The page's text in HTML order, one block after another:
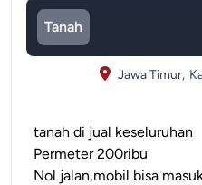
Tanah
Jawa Timur,
tanah di jual keseluruhan
Permeter 200ribu
Nol jalan,mobil bisa